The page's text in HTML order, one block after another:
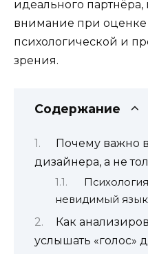
идеального партнёра,
внимание при оценке
психологической и
зрения.
Содержание
Почему важно
дизайнера, а не
невидимый
Как
услышать «голос»